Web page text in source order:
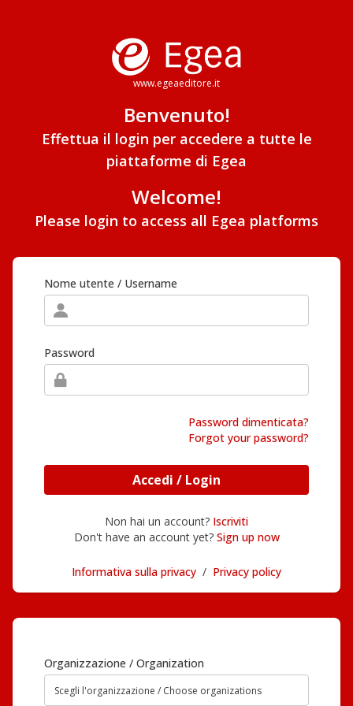
www.egeaeditore.it
Benvenuto!
Effettua il login per accedere a tutte le
piattaforme di Egea
Welcome!
Please login to access all Egea platforms
Nome utente / Username
Password
Password dimenticata?
Forgot your password?
Accedi / Login
Non hai un account? Iscriviti
Don't have an account yet? Sign up now
Informativa sulla privacy / Privacy policy
Organizzazione / Organization